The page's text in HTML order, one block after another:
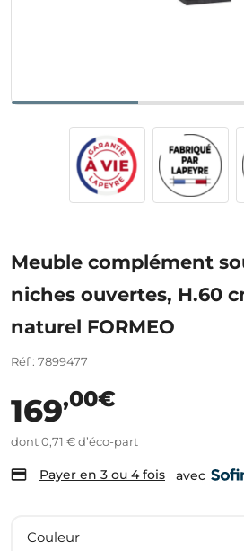
Meuble complément
niches ouvertes, H.60
naturel FORMEO
Réf : 7899477
169,00€
dont 0,71 € d’éco-part
Payer en 3 ou 4 fois avec
Couleur